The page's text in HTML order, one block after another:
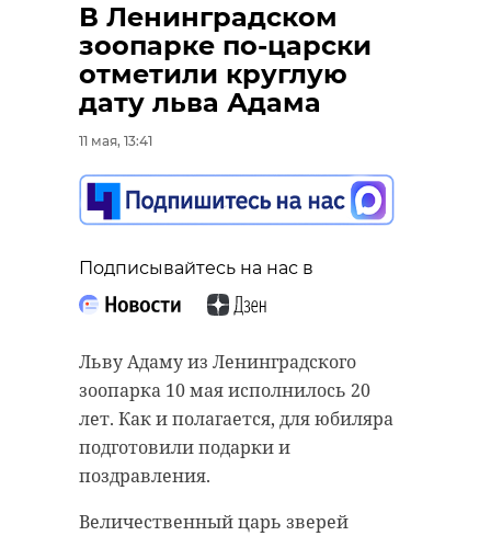
В Ленинградском
зоопарке по-царски
отметили круглую
дату льва Адама
11 мая, 13:41
Подписывайтесь на нас в
Льву Адаму из Ленинградского
зоопарка 10 мая исполнилось 20
лет. Как и полагается, для юбиляра
подготовили подарки и
поздравления.
Величественный царь зверей